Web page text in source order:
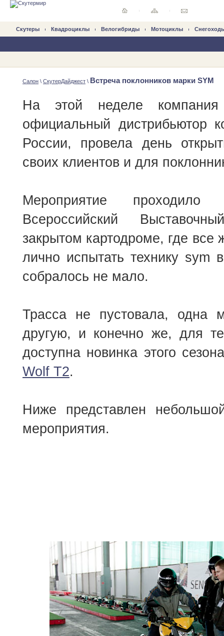
Скутеры Квадроциклы Велогибриды Mотоциклы
Салон \ СкутерДайджест \ Встреча поклонников марки SYM
На этой неделе
официальный дистрибьютор
России, провела день
своих клиентов и для
Мероприятие
Всероссийский
закрытом картодроме, где
лично испытать технику sym
собралось не мало.
Трасса не пустовала, одна
другую, и конечно же, для
доступна новинка этого
Wolf T2.
Ниже представлен
мероприятия.